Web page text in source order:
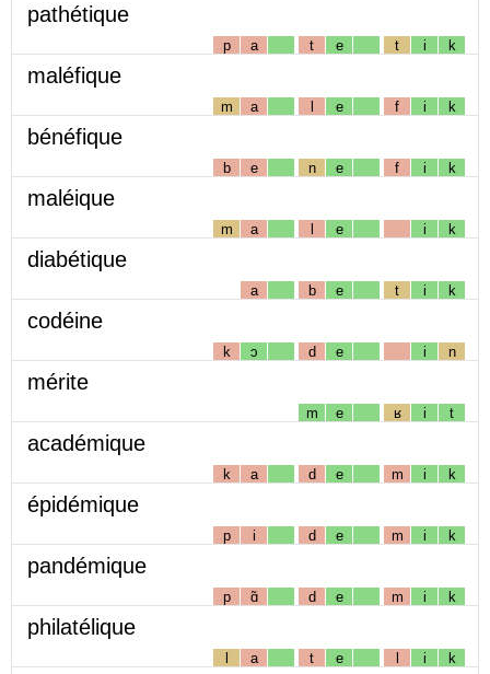
pathétique
p a t e t i k
maléfique
m a l e f i k
bénéfique
b e n e f i k
maléique
m a l e i k
diabétique
a b e t i k
codéine
k ɔ d e i n
mérite
m e ʁ i t
académique
k a d e m i k
épidémique
p i d e m i k
pandémique
p ɑ̃ d e m i k
philatélique
l a t e l i k